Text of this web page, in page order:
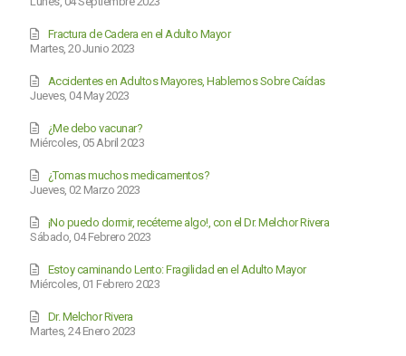
Martes, 20 Junio 2023
Fractura de Cadera en el Adulto Mayor
Jueves, 04 May 2023
Accidentes en Adultos Mayores, Hablemos Sobre Caídas
Miércoles, 05 Abril 2023
¿Me debo vacunar?
Jueves, 02 Marzo 2023
¿Tomas muchos medicamentos?
Sábado, 04 Febrero 2023
¡No puedo dormir, recéteme algo!, con el Dr. Melchor Rivera
Miércoles, 01 Febrero 2023
Estoy caminando Lento: Fragilidad en el Adulto Mayor
Martes, 24 Enero 2023
Dr. Melchor Rivera